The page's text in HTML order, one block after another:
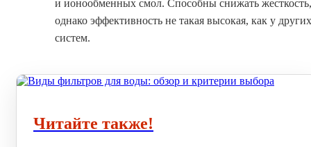
и ионообменных смол. Способны снижать жесткость,
однако эффективность не такая высокая, как у других
систем.
Читайте также!